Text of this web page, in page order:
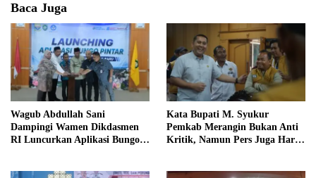
Baca Juga
Wagub Abdullah Sani
Dampingi Wamen Dikdasmen
RI Luncurkan Aplikasi Bungo
Kata Bupati M. Syukur
Pemkab Merangin Bukan Anti
Kritik, Namun Pers Juga Harus